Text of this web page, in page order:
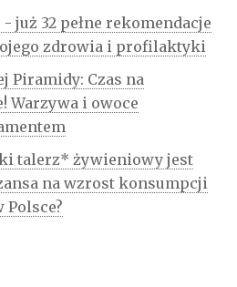
już 32 pełne rekomendacje
zdrowia i profilaktyki
Piramidy: Czas na
Warzywa i owoce
talerz* żywieniowy jest
na wzrost konsumpcji